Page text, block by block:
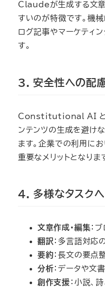
Claudeが生成する文章
すいのが特徴です。機
ログ記事やマーケティ
す。
3. 安全性への配
Constitutional AI と
ンテンツの生成を避け
ます。企業での利用に
重要なメリットとなりま
4. 多様なタスク
文章作成・編集：
翻訳 ：多言語対応
要約：長文の要点
分析：データや文
創作支援 ：小説、